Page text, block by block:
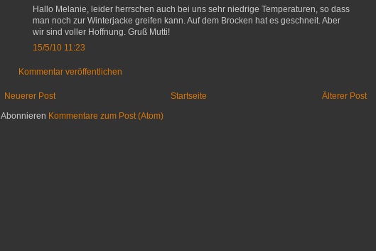
Hallo Melanie, leider herrschen auch bei uns sehr niedrige Temperaturen, so dass
man noch zur Winterjacke greifen kann. Auf dem Brocken hat es geschneit. Aber
wir sind voller Hoffnung. Gruß Mutti!
15/5/10 11:23
Kommentar veröffentlichen
Neuerer Post Älterer Post
Startseite
Abonnieren Kommentare zum Post (Atom)